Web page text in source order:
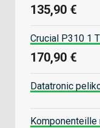
135,90 €
Crucial P310 1
170,90 €
Datatronic